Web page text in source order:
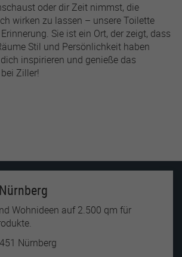
oder dir Zeit nimmst, die
wirken zu lassen – unsere Toilette
Sie ist ein Ort, der zeigt, dass
Stil und Persönlichkeit haben
inspirieren und genieße das
Ziller!
Wohnideen auf 2.500 qm für
Nürnberg